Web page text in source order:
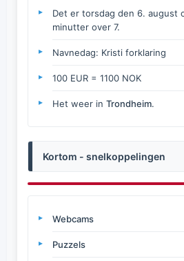
Det er torsdag den 6. august
minutter over 7.
Navnedag: Kristi forklaring
100 EUR = 1100 NOK
Het weer in Trondheim.
Kortom - snelkoppelingen
Webcams
Puzzels